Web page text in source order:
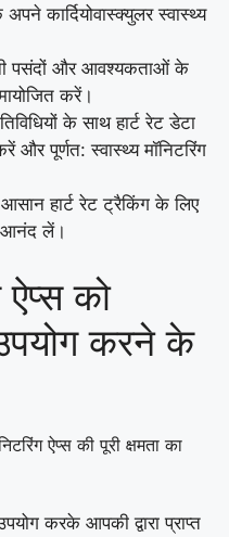
कार्दियोवास्क्युलर स्वास्थ्य
पसंदों और आवश्यकताओं के
करें।
के साथ हार्ट रेट डेटा
पूर्णत: स्वास्थ्य मॉनिटरिंग
हार्ट रेट ट्रैकिंग के लिए
आनंद लें।
ऐप्स को
करने के
ऐप्स की पूरी क्षमता का
करके आपकी द्वारा प्राप्त